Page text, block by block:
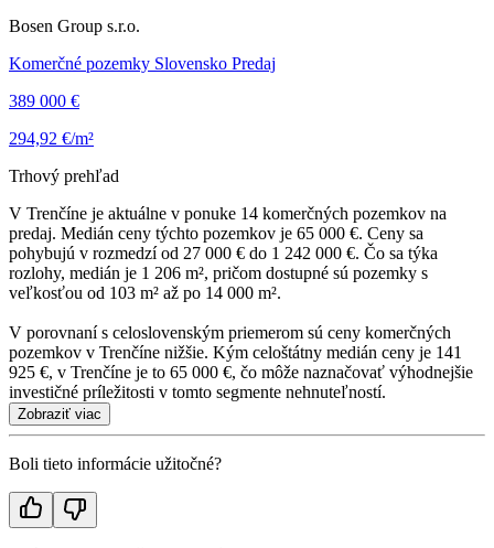
Bosen Group s.r.o.
Komerčné pozemky Slovensko Predaj
389 000 €
294,92 €/m²
Trhový prehľad
V Trenčíne je aktuálne v ponuke 14 komerčných pozemkov na
predaj. Medián ceny týchto pozemkov je 65 000 €. Ceny sa
pohybujú v rozmedzí od 27 000 € do 1 242 000 €. Čo sa týka
rozlohy, medián je 1 206 m², pričom dostupné sú pozemky s
veľkosťou od 103 m² až po 14 000 m².
V porovnaní s celoslovenským priemerom sú ceny komerčných
pozemkov v Trenčíne nižšie. Kým celoštátny medián ceny je 141
925 €, v Trenčíne je to 65 000 €, čo môže naznačovať výhodnejšie
investičné príležitosti v tomto segmente nehnuteľností.
Zobraziť viac
Boli tieto informácie užitočné?